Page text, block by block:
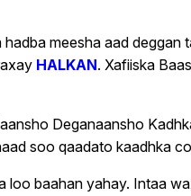
meesha aad deggan
HALKAN. Xafiiska
Deganaansho
soo qaadato kaadhka
baahan yahay. Intaa